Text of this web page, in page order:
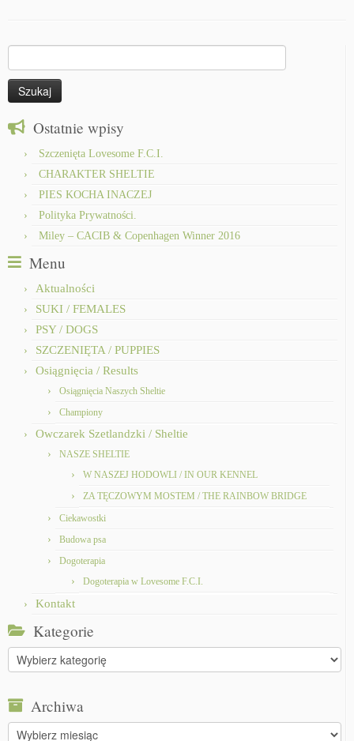
Ostatnie wpisy
Szczenięta Lovesome F.C.I.
CHARAKTER SHELTIE
PIES KOCHA INACZEJ
Polityka Prywatności.
Miley – CACIB & Copenhagen Winner 2016
Menu
Aktualności
SUKI / FEMALES
PSY / DOGS
SZCZENIĘTA / PUPPIES
Osiągnięcia / Results
Osiągnięcia Naszych Sheltie
Championy
Owczarek Szetlandzki / Sheltie
NASZE SHELTIE
W NASZEJ HODOWLI / IN OUR KENNEL
ZA TĘCZOWYM MOSTEM / THE RAINBOW BRIDGE
Ciekawostki
Budowa psa
Dogoterapia
Dogoterapia w Lovesome F.C.I.
Kontakt
Kategorie
Kategorie
Archiwa
Archiwa